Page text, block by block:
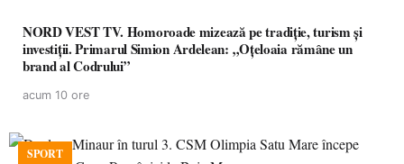
NORD VEST TV. Homoroade mizează pe tradiție, turism și
investiții. Primarul Simion Ardelean: „Oțeloaia rămâne un
brand al Codrului”
acum 10 ore
SPORT